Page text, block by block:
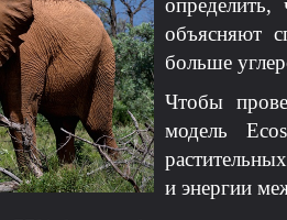
объясняют
больше
Чтобы
модель
и энергии